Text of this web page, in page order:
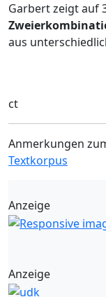
Garbert zeigt auf
aus
ct
Anmerkungen
Textkorpus
Anzeige
Anzeige